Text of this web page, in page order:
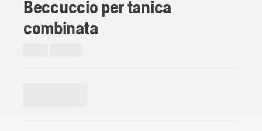
Beccuccio per tanica
combinata